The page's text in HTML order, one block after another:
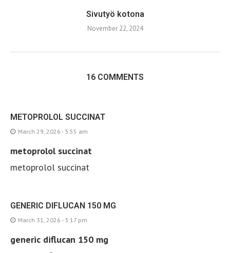
Sivutyö kotona
November 22, 2024
16 COMMENTS
METOPROLOL SUCCINAT
March 29, 2026 - 3:55 am
metoprolol succinat
metoprolol succinat
GENERIC DIFLUCAN 150 MG
March 31, 2026 - 3:17 pm
generic diflucan 150 mg